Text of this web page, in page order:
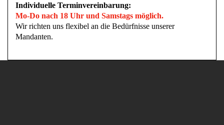
Individuelle Terminvereinbarung:
Mo-Do nach 18 Uhr und Samstags möglich.
Wir richten uns flexibel an die Bedürfnisse unserer
Mandanten.